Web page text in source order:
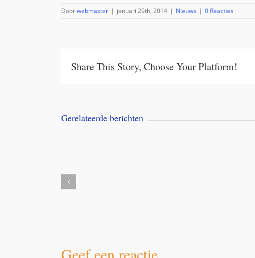
Doorwebmaster | januari 29th, 2014 | Nieuws | 0 Reacties
Share This Story, Choose Your Platform!
Gerelateerde berichten